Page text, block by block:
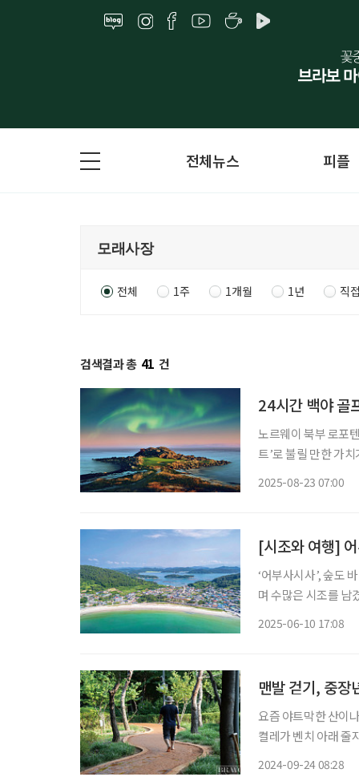
전체뉴스 피플
전체 1주 1개월 1년 직
검색결과 총 41 건
24시간 백야 골
노르웨이 북부 로포
트’로 불릴 만한 가
2025-08-23 07:00
[시조와 여행]
‘어부사시사’, 숲도 바다도 먹거리도 보길
며 수많은 시조를 남
2025-06-10 17:08
맨발 걷기, 중장
요즘 야트막한 산이
켤레가 벤치 아래 줄
2024-09-24 08:28